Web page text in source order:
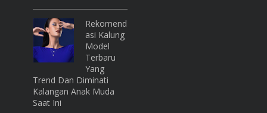
Rekomend
Asi Kalung
Model
Terbaru
Yang
Trend Dan Diminati
Kalangan Anak Muda
Saat Ini